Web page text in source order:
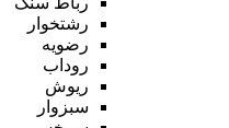
رشتخوار
رضویه
روداب
ریوش
سبزوار